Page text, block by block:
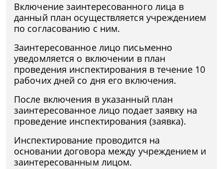
Включение заинтересованного лица в
данный план осуществляется учреждением
по согласованию с ним.
Заинтересованное лицо письменно
уведомляется о включении в план
проведения инспектирования в течение 10
рабочих дней со дня его включения.
После включения в указанный план
заинтересованное лицо подает заявку на
проведение инспектирования (заявка).
Инспектирование проводится на
основании договора между учреждением и
заинтересованным лицом.